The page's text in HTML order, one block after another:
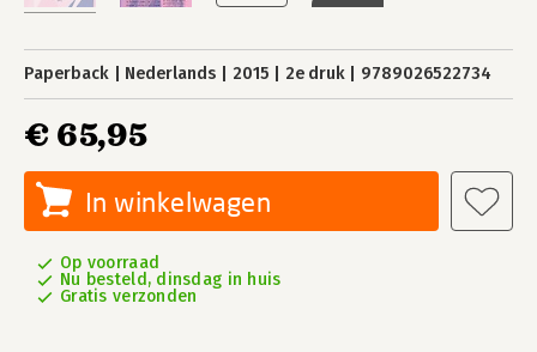
Paperback Nederlands 2015 2e druk 9789026522734
€ 65,95
In winkelwagen
Op voorraad
Nu besteld, dinsdag in huis
Gratis verzonden